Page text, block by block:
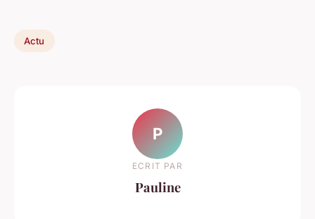
Actu
P
ECRIT PAR
Pauline